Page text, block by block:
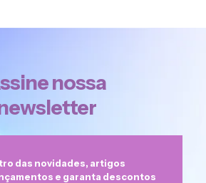
nossa
das novidades, artigos
e garanta descontos